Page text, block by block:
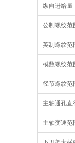
纵向进给量
公制螺纹范
英制螺纹范
模数螺纹范
径节螺纹范
主轴通孔直
主轴变速范